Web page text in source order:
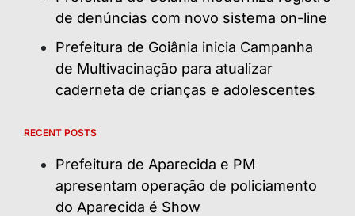
de denúncias com novo sistema on-line
Prefeitura de Goiânia inicia Campanha
de Multivacinação para atualizar
caderneta de crianças e adolescentes
RECENT POSTS
Prefeitura de Aparecida e PM
apresentam operação de policiamento
do Aparecida é Show